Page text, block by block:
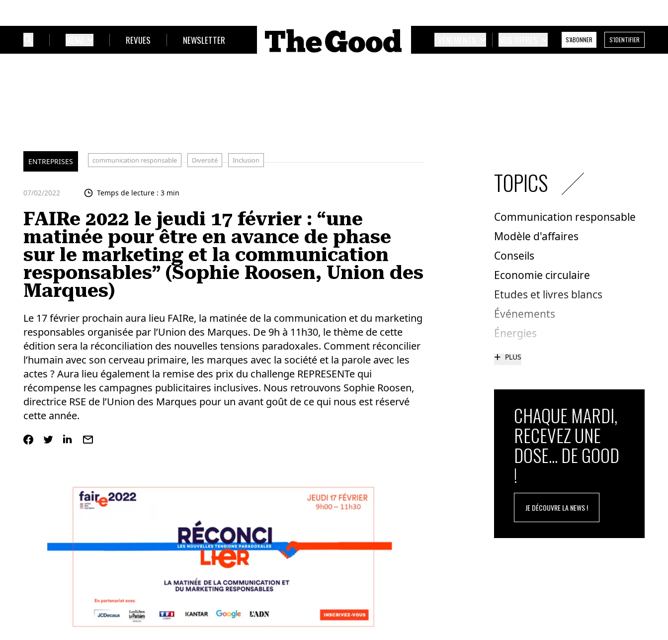
REVUES NEWSLETTER S'ABONNER S'IDENTIFIER
ENTREPRISES communication responsable Diversité Inclusion
07/02/2022 Temps de lecture : 3 min
FAIRe 2022 le jeudi 17 février : “une
matinée pour être en avance de phase
sur le marketing et la communication
responsables” (Sophie Roosen, Union des
Marques)
Le 17 février prochain aura lieu FAIRe, la matinée de la communication et du marketing
responsables organisée par l’Union des Marques. De 9h à 11h30, le thème de cette
édition sera la réconciliation des nouvelles tensions paradoxales. Comment réconcilier
l’humain avec son cerveau primaire, les marques avec la société et la parole avec les
actes ? Aura lieu également la remise des prix du challenge REPRESENTe qui
récompense les campagnes publicitaires inclusives. Nous retrouvons Sophie Roosen,
directrice RSE de l’Union des Marques pour un avant goût de ce qui nous est réservé
cette année.
TOPICS
Communication responsable
Modèle d'affaires
Conseils
Economie circulaire
Etudes et livres blancs
Événements
Énergies
+ PLUS
CHAQUE MARDI,
RECEVEZ UNE
DOSE... DE GOOD
!
JE DÉCOUVRE LA NEWS !